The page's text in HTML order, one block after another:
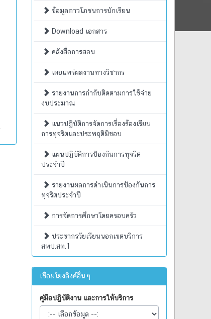
ข้อมูลภาวโภชนการนักเรียน
Download เอกสาร
คลังสื่อการสอน
เผยแพร่ผลงานทางวิชากร
รายงานการกำกับติดตามการใช้จ่าย
งบประมาณ
แนวปฏิบัติการจัดการเรื่องร้องเรียน
การทุจริตและประพฤติมิชอบ
แผนปฏิบัติการป้องกันการทุจริต
ประจำปี
รายงานผลการดำเนินการป้องกันการ
ทุจริตประจำปี
การจัดการศึกษาโดยครอบครัว
ประชากรวัยเรียนนอกเขตบริการ
สพป.สท.1
เชื่อมโยงลิงค์อื่นๆ
คู่มือปฏิบัติงาน และการให้บริการ